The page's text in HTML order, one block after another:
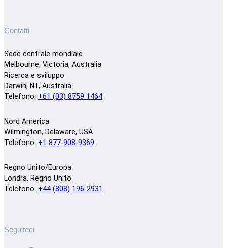
Contatti
Sede centrale mondiale
Melbourne, Victoria, Australia
Ricerca e sviluppo
Darwin, NT, Australia
Telefono: +61 (03) 8759 1464
Nord America
Wilmington, Delaware, USA
Telefono: +1 877-908-9369
Regno Unito/Europa
Londra, Regno Unito
Telefono: +44 (808) 196-2931
Seguiteci